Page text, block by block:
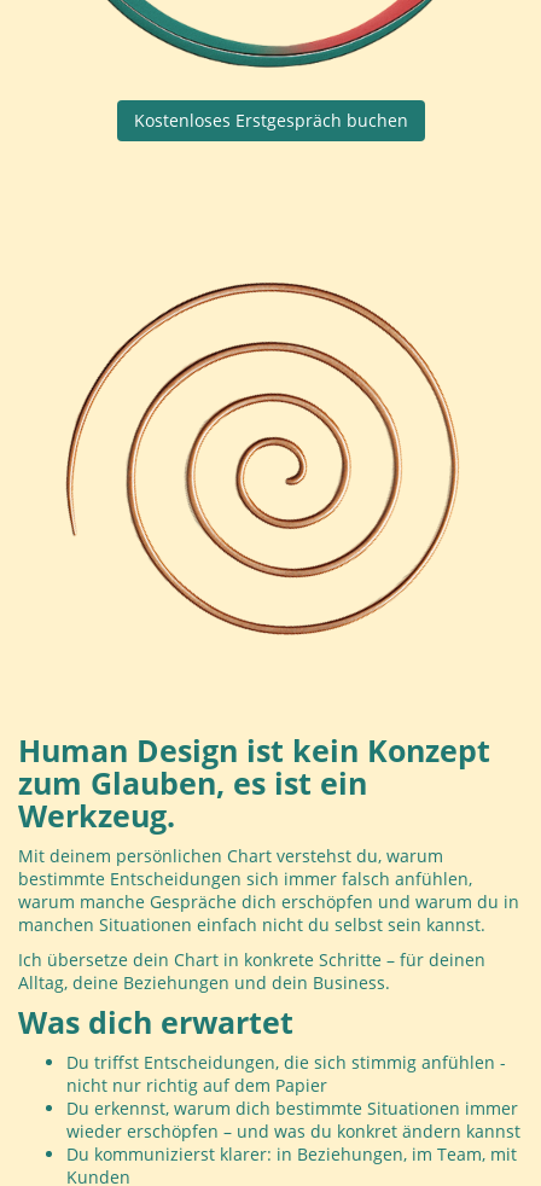
Kostenloses Erstgespräch buchen
Human Design ist kein Konzept
zum Glauben, es ist ein
Werkzeug.
Mit deinem persönlichen Chart verstehst du, warum
bestimmte Entscheidungen sich immer falsch anfühlen,
warum manche Gespräche dich erschöpfen und warum du in
manchen Situationen einfach nicht du selbst sein kannst.
Ich übersetze dein Chart in konkrete Schritte – für deinen
Alltag, deine Beziehungen und dein Business.
Was dich erwartet
Du triffst Entscheidungen, die sich stimmig anfühlen -
nicht nur richtig auf dem Papier
Du erkennst, warum dich bestimmte Situationen immer
wieder erschöpfen – und was du konkret ändern kannst
Du kommunizierst klarer: in Beziehungen, im Team, mit
Kunden